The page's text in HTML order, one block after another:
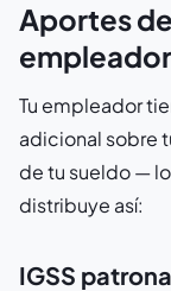
Aportes
Tu empleador
adicional sobre
de tu sueldo —
distribuye así:
IGSS